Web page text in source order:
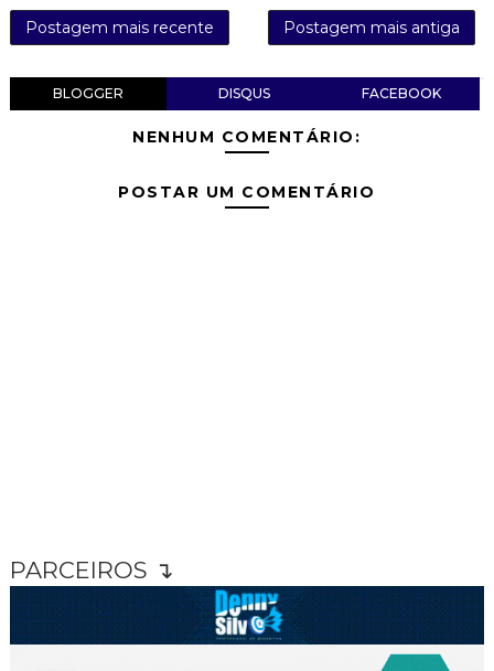
Postagem mais recente Postagem mais antiga
BLOGGER DISQUS FACEBOOK
NENHUM COMENTÁRIO:
POSTAR UM COMENTÁRIO
PARCEIROS ↴